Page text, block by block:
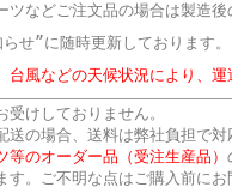
などご注文品の場合は製造後
らせ”に随時更新しております。
風などの天候状況により、運
受けしておりません。
送の場合、送料は弊社負担で対
等のオーダー品（受注生産品）
す。ご不明な点はご購入前にお